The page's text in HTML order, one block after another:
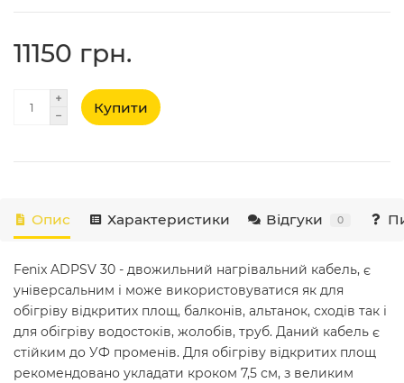
11150 грн.
Купити
Опис Характеристики Відгуки 0
Fenix ​​ADPSV 30 - двожильний нагрівальний кабель, є
універсальним і може використовуватися як для
обігріву відкритих площ, балконів, альтанок, сходів так і
для обігріву водостоків, жолобів, труб. Даний кабель є
стійким до УФ променів. Для обігріву відкритих площ
рекомендовано укладати кроком 7,5 см, з великим